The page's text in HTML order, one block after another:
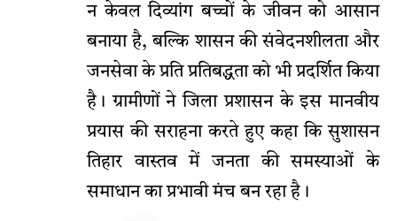
न केवल दिव्यांग बच्चों के जीवन को आसान
बनाया है, बल्कि शासन की संवेदनशीलता और
जनसेवा के प्रति प्रतिबद्धता को भी प्रदर्शित किया
है। ग्रामीणों ने जिला प्रशासन के इस मानवीय
प्रयास की सराहना करते हुए कहा कि सुशासन
तिहार वास्तव में जनता की समस्याओं के
समाधान का प्रभावी मंच बन रहा है।